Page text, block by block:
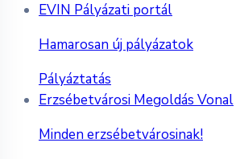
EVIN Pályázati portál
Hamarosan új pályázatok
Pályáztatás
Erzsébetvárosi Megoldás Vonal
Minden erzsébetvárosinak!